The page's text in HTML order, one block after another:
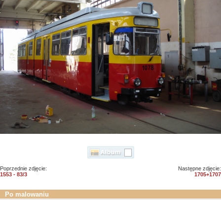
Poprzednie zdjęcie:
1553 - 83/3
Następne zdjęcie:
1705+1707
Po malowaniu